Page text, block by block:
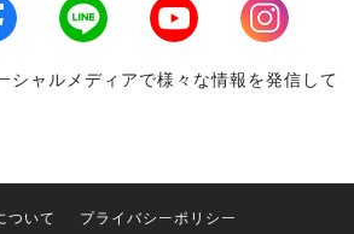
LINE Youtube
Instagram
シャルメディアで様々な情報を発信して
ついて
プライバシーポリシー